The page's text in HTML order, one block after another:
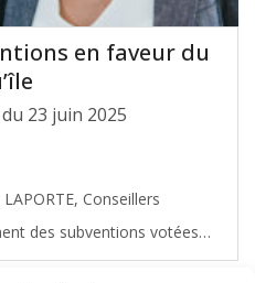
en faveur du
23 juin 2025
Conseillers
des subventions votées
de la Presqu’île, lors de